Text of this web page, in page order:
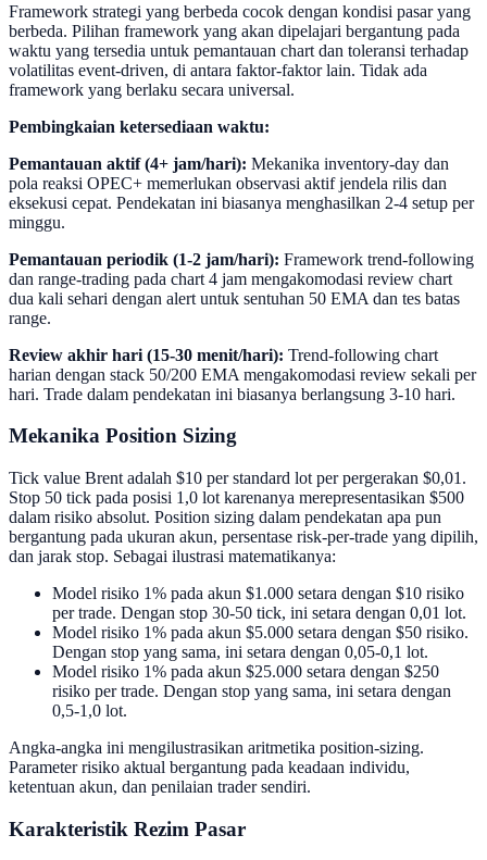
Framework strategi yang berbeda cocok dengan kondisi pasar yang
berbeda. Pilihan framework yang akan dipelajari bergantung pada
waktu yang tersedia untuk pemantauan chart dan toleransi terhadap
volatilitas event-driven, di antara faktor-faktor lain. Tidak ada
framework yang berlaku secara universal.
Pembingkaian ketersediaan waktu:
Pemantauan aktif (4+ jam/hari): Mekanika inventory-day dan
pola reaksi OPEC+ memerlukan observasi aktif jendela rilis dan
eksekusi cepat. Pendekatan ini biasanya menghasilkan 2-4 setup per
minggu.
Pemantauan periodik (1-2 jam/hari): Framework trend-following
dan range-trading pada chart 4 jam mengakomodasi review chart
dua kali sehari dengan alert untuk sentuhan 50 EMA dan tes batas
range.
Review akhir hari (15-30 menit/hari): Trend-following chart
harian dengan stack 50/200 EMA mengakomodasi review sekali per
hari. Trade dalam pendekatan ini biasanya berlangsung 3-10 hari.
Mekanika Position Sizing
Tick value Brent adalah $10 per standard lot per pergerakan $0,01.
Stop 50 tick pada posisi 1,0 lot karenanya merepresentasikan $500
dalam risiko absolut. Position sizing dalam pendekatan apa pun
bergantung pada ukuran akun, persentase risk-per-trade yang dipilih,
dan jarak stop. Sebagai ilustrasi matematikanya:
Model risiko 1% pada akun $1.000 setara dengan $10 risiko
per trade. Dengan stop 30-50 tick, ini setara dengan 0,01 lot.
Model risiko 1% pada akun $5.000 setara dengan $50 risiko.
Dengan stop yang sama, ini setara dengan 0,05-0,1 lot.
Model risiko 1% pada akun $25.000 setara dengan $250
risiko per trade. Dengan stop yang sama, ini setara dengan
0,5-1,0 lot.
Angka-angka ini mengilustrasikan aritmetika position-sizing.
Parameter risiko aktual bergantung pada keadaan individu,
ketentuan akun, dan penilaian trader sendiri.
Karakteristik Rezim Pasar